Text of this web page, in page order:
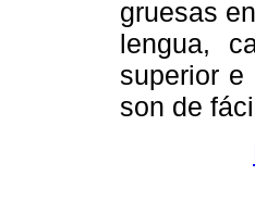
gruesas
lengua,
superior
son de